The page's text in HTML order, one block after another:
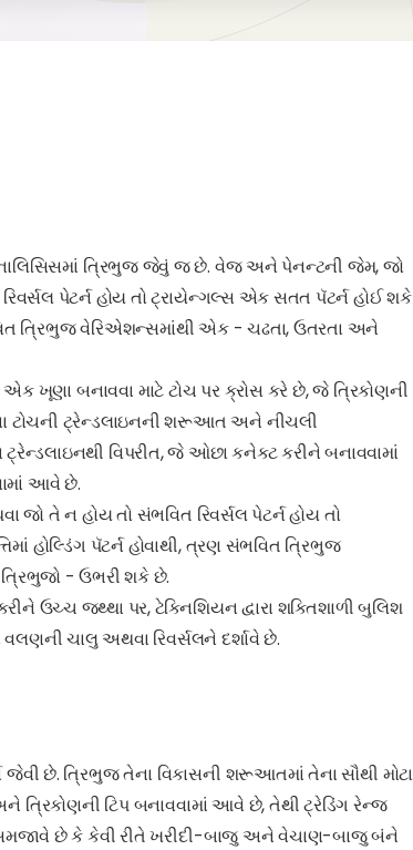
ત્રિભુજ જેવું જ છે. વેજ અને પેનન્ટની જેમ, જો
પેટર્ન હોય તો ટ્રાયેન્ગલ્સ એક સતત પૅટર્ન હોઈ શકે
ત્રિભુજ વેરિએશન્સમાંથી એક - ચઢતા, ઉતરતા અને
બનાવવા માટે ટોચ પર ક્રોસ કરે છે, જે ત્રિકોણની
ટોચની ટ્રેન્ડલાઇનની શરૂઆત અને નીચલી
વિપરીત, જે ઓછા કનેક્ટ કરીને બનાવવામાં
આવે છે.
તે ન હોય તો સંભવિત રિવર્સલ પેટર્ન હોય તો
હોલ્ડિંગ પૅટર્ન હોવાથી, ત્રણ સંભવિત ત્રિભુજ
- ઉભરી શકે છે.
ઉચ્ચ જથ્થા પર, ટેક્નિશિયન દ્વારા શક્તિશાળી બુલિશ
ચાલુ અથવા રિવર્સલને દર્શાવે છે.
જેવી છે. ત્રિભુજ તેના વિકાસની શરૂઆતમાં તેના સૌથી મોટા
ત્રિકોણની ટિપ બનાવવામાં આવે છે, તેથી ટ્રેડિંગ રેન્જ
છે કે કેવી રીતે ખરીદી-બાજુ અને વેચાણ-બાજુ બંને